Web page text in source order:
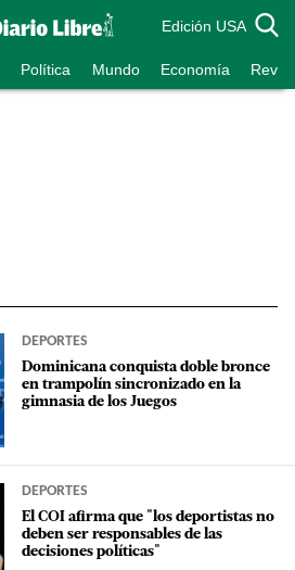
Edición USA
Política Mundo Economía
DEPORTES
Dominicana conquista doble bronce
en trampolín sincronizado en la
gimnasia de los Juegos
DEPORTES
El COI afirma que "los deportistas no
deben ser responsables de las
decisiones políticas"